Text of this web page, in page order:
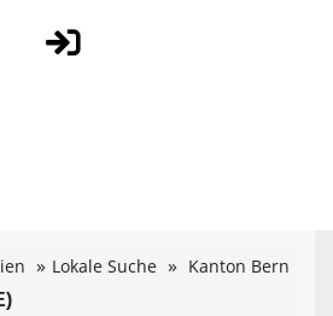
Lokale Suche Kanton Bern